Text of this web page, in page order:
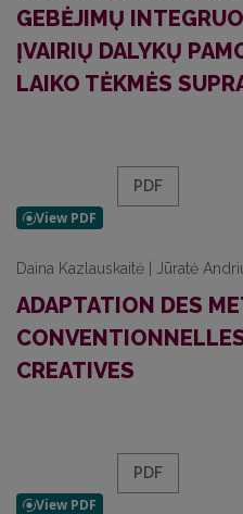
GEBĖJIMŲ
ĮVAIRIŲ DALYKŲ
LAIKO TĖKMĖS
PDF
Daina Kazlauskaitė | Jūratė
ADAPTATION DES
CREATIVES
PDF